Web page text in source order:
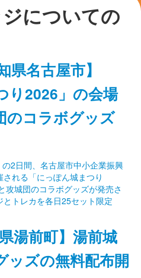
についての
県名古屋市】
り2026」の会場
のコラボグッズ
2日間、名古屋市中小企業振興
れる「にっぽん城まつり
攻城団のコラボグッズが発売さ
トレカを各日25セット限定
湯前町】湯前城
ッズの無料配布開